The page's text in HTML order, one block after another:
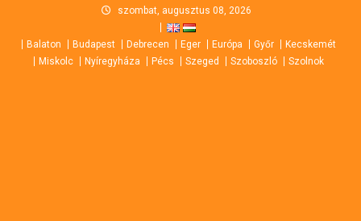
content
szombat, augusztus 08, 2026
Balaton Budapest Debrecen Eger Európa Győr
Kecskemét
Miskolc
Nyíregyháza Pécs Szeged Szoboszló Szolnok